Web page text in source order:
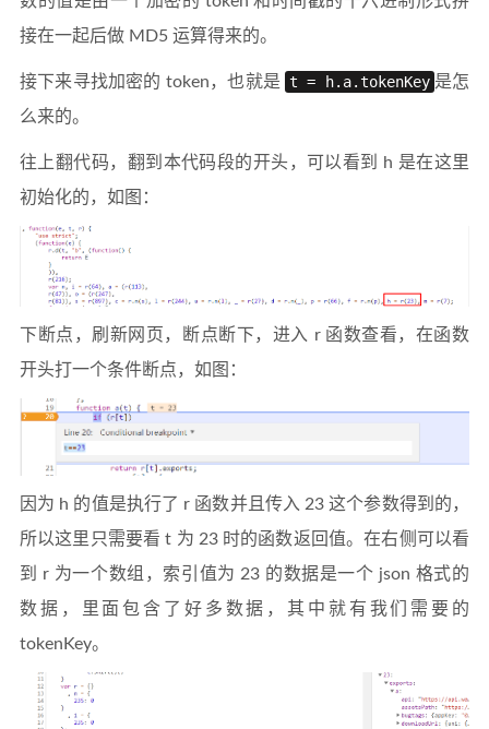
接在一起后做 MD5 运算得来的。
接下来寻找加密的 token，也就是 t = h.a.tokenKey 是怎
么来的。
往上翻代码，翻到本代码段的开头，可以看到 h 是在这里
初始化的，如图：
下断点，刷新网页，断点断下，进入 r 函数查看，在函数
开头打一个条件断点，如图：
因为 h 的值是执行了 r 函数并且传入 23 这个参数得到的，
所以这里只需要看 t 为 23 时的函数返回值。在右侧可以看
到 r 为一个数组，索引值为 23 的数据是一个 json 格式的
数据，里面包含了好多数据，其中就有我们需要的
tokenKey。